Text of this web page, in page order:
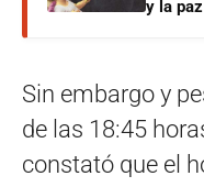
y la
Sin embargo y
de las 18:45
constató que el